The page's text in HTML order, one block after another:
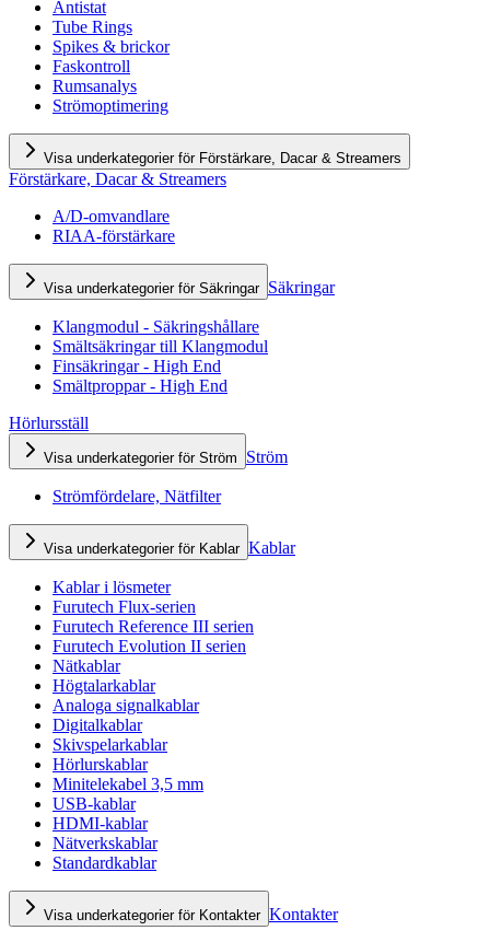
Antistat
Tube Rings
Spikes & brickor
Faskontroll
Rumsanalys
Strömoptimering
Visa underkategorier för Förstärkare, Dacar & Streamers
Förstärkare, Dacar & Streamers
A/D-omvandlare
RIAA-förstärkare
Visa underkategorier för Säkringar Säkringar
Klangmodul - Säkringshållare
Smältsäkringar till Klangmodul
Finsäkringar - High End
Smältproppar - High End
Hörlursställ
Visa underkategorier för Ström Ström
Strömfördelare, Nätfilter
Visa underkategorier för Kablar Kablar
Kablar i lösmeter
Furutech Flux-serien
Furutech Reference III serien
Furutech Evolution II serien
Nätkablar
Högtalarkablar
Analoga signalkablar
Digitalkablar
Skivspelarkablar
Hörlurskablar
Minitelekabel 3,5 mm
USB-kablar
HDMI-kablar
Nätverkskablar
Standardkablar
Visa underkategorier för Kontakter Kontakter